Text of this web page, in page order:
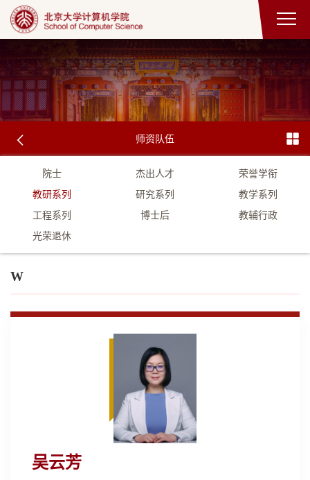
师资队伍
院士 杰出人才
荣誉学衔
教研系列
研究系列
教学系列
工程系列
博士后
教辅行政
光荣退休
W
吴云芳